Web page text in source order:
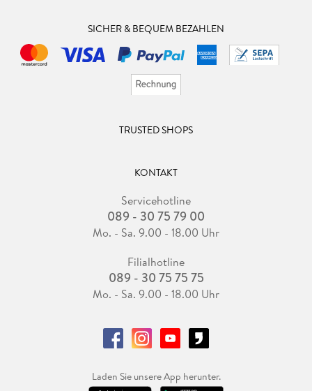
SICHER & BEQUEM BEZAHLEN
TRUSTED SHOPS
KONTAKT
Servicehotline
089 - 30 75 79 00
Mo. - Sa. 9.00 - 18.00 Uhr
Filialhotline
089 - 30 75 75 75
Mo. - Sa. 9.00 - 18.00 Uhr
Laden Sie unsere App herunter.